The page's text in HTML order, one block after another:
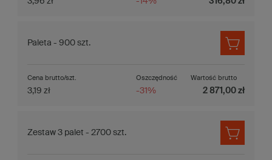
Paleta - 900 szt.
Oszczędność
-31%
Cena brutto/szt.
3,19 zł
Wartość brutto
2 871,00 zł
Zestaw 3 palet - 2700 szt.